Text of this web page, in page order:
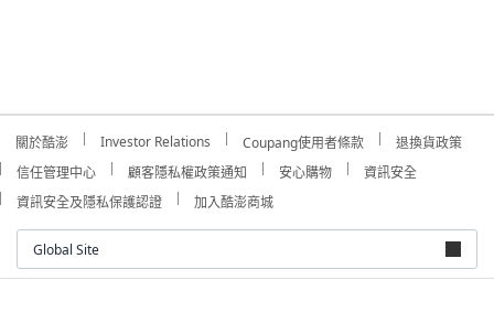
關於酷澎 Investor Relations Coupang使用者條款
退換貨政策
信任管理中心
顧客隱私權政策通知 安心購物
資訊安全
資訊安全及隱私保護認證
加入酷澎商城
Global Site